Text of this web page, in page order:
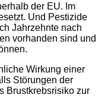
der EU. Im
Und Pestizide
Jahrzehnte nach
vorhanden sind und
Wirkung einer
Störungen der
Brustkrebsrisiko zur